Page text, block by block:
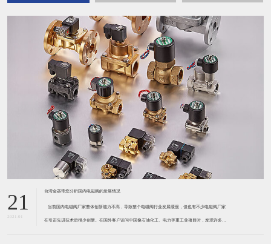
21
2021-01
台湾金器带您分析国内电磁阀的发展情况
​ 当前国内电磁阀厂家整体创新能力不高，导致整个电磁阀行业发展缓慢，但也有不少电磁阀厂家
在引进先进技术后很少创新。在国外客户访问中国像石油化工、电力等重工业项目时，发现许多项